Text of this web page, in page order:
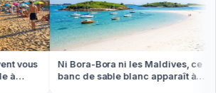
vous
Ni Bora-Bora ni les Maldives, ce
banc de sable blanc apparaît à